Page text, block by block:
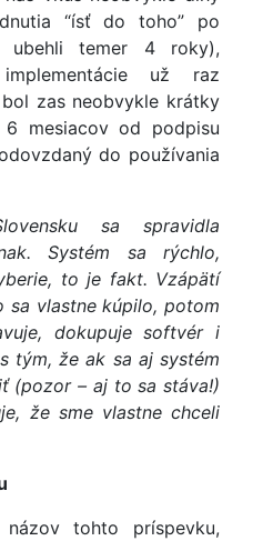
“ísť do toho” po
ubehli temer 4 roky),
už raz
zas neobvykle krátky
mesiacov od podpisu
do používania
sa spravidla
Systém sa rýchlo,
to je fakt. Vzápätí
sa vlastne kúpilo, potom
dokupuje softvér i
tým, že ak sa aj systém
(pozor – aj to sa stáva!)
že sme vlastne chceli
tohto príspevku,